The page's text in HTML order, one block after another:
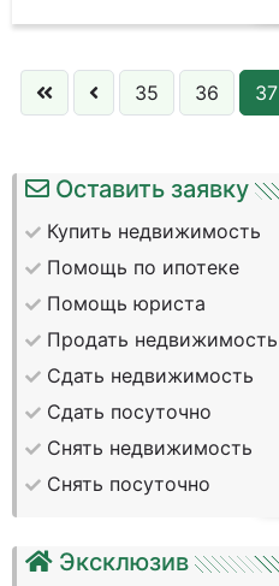
35 36 37
Оставить заявку
Купить недвижимость
Помощь по ипотеке
Помощь юриста
Продать недвижимость
Сдать недвижимость
Сдать посуточно
Снять недвижимость
Снять посуточно
Эксклюзив